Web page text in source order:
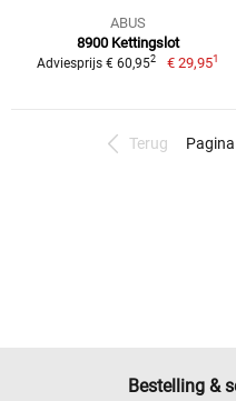
ABUS
8900 Kettingslot
Adviesprijs € 60,952 € 29,951
Terug
Bestelling &